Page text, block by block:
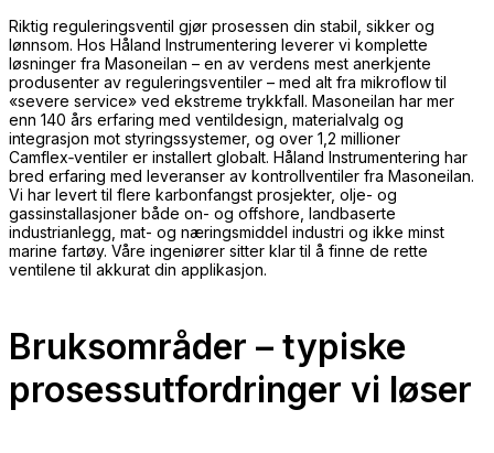
Riktig reguleringsventil gjør prosessen din stabil, sikker og
lønnsom. Hos Håland Instrumentering leverer vi komplette
løsninger fra Masoneilan – en av verdens mest anerkjente
produsenter av reguleringsventiler – med alt fra mikroflow til
«severe service» ved ekstreme trykkfall. Masoneilan har mer
enn 140 års erfaring med ventil­design, materialvalg og
integrasjon mot styringssystemer, og over 1,2 millioner
Camflex‑ventiler er installert globalt. Håland Instrumentering har
bred erfaring med leveranser av kontrollventiler fra Masoneilan.
Vi har levert til flere karbonfangst prosjekter, olje- og
gassinstallasjoner både on- og offshore, landbaserte
industrianlegg, mat- og næringsmiddel industri og ikke minst
marine fartøy. Våre ingeniører sitter klar til å finne de rette
ventilene til akkurat din applikasjon.
Bruksområder – typiske
prosessutfordringer vi løser